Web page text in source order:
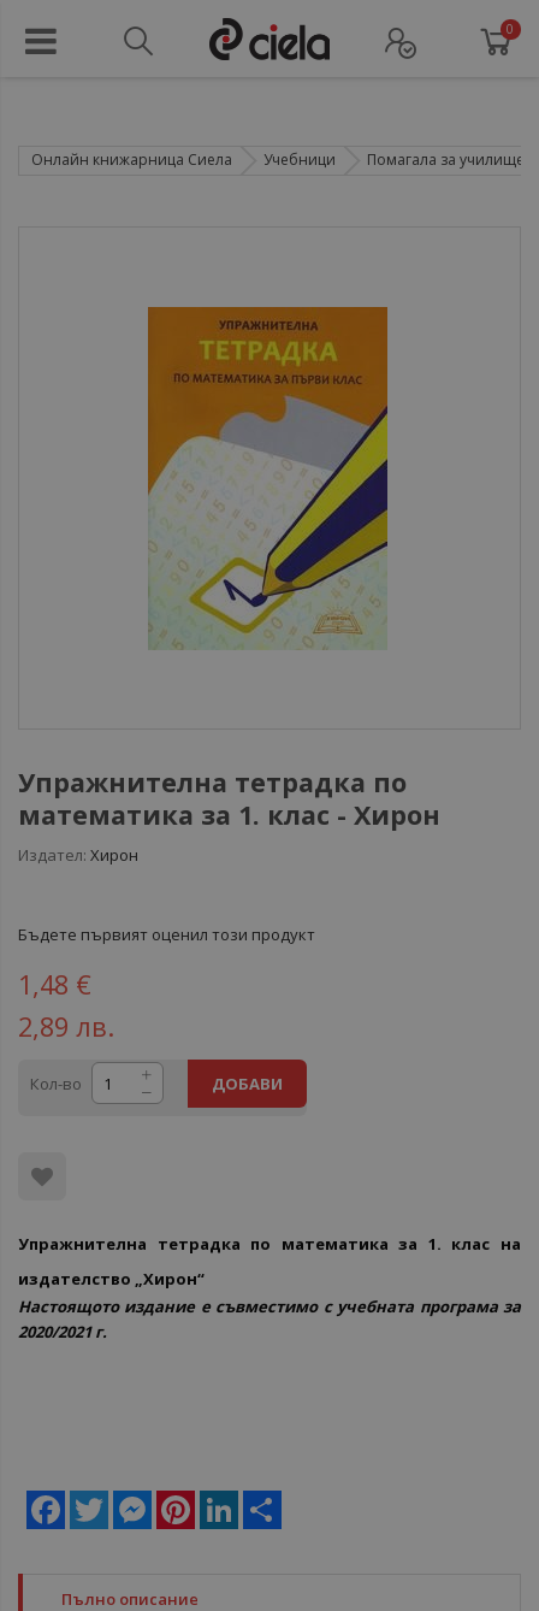
0
Онлайн книжарница Сиела Учебници Помагала за училище
Упражнителна тетрадка по
математика за 1. клас - Хирон
Издател: Хирон
Бъдете първият оценил този продукт
1,48 €
2,89 лв.
Кол-во ДОБАВИ
Упражнителна тетрадка по математика за 1. клас на
издателство „Хирон“
Настоящото издание е съвместимо с учебната програма за
2020/2021 г.
Facebook
Twitter MessengerPinterestLinkedIn
Пълно описание